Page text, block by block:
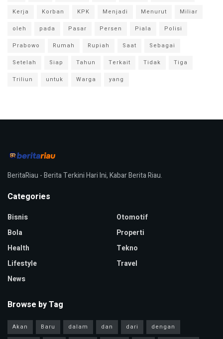
Kerja
Korban KPK Menjadi Menurut
Miliar
oleh
pada Pasar Persen Piala
Polisi
Prabowo
Rumah Rupiah Saat
Sebagai
Setelah
Siap Tahun Terkait Tidak
Tiga
Triliun
untuk Warga yang
BeritaRiau - Berita Terkini Hari Ini, Kabar Berita Riau.
Categories
Bisnis
Bola
Health
Lifestyle
News
Otomotif
Properti
Tekno
Travel
Browse by Tag
Akan Baru dalam dan dari
dengan